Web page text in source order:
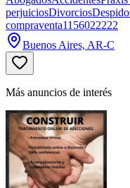
compraventa1156022222
Buenos Aires, AR-C
Más anuncios de interés